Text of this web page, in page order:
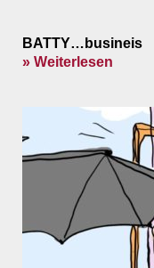
BATTY…busineis
» Weiterlesen